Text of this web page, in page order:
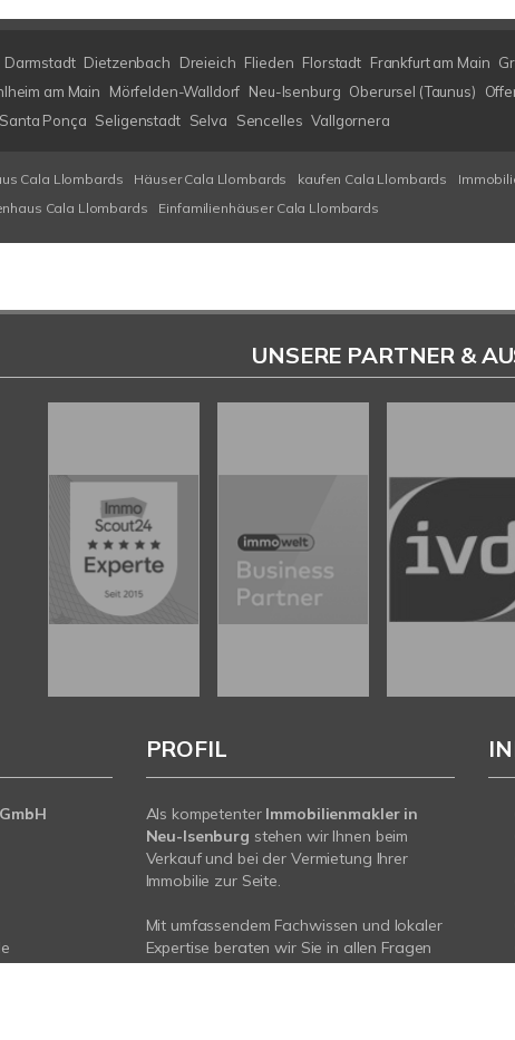
Darmstadt Dietzenbach Dreieich Flieden Florstadt Frankfurt am Main
am Main Mörfelden-Walldorf Neu-Isenburg Oberursel (Taunus)
Santa Ponça Seligenstadt Selva Sencelles Vallgornera
Cala Llombards Häuser Cala Llombards kaufen Cala Llombards
Cala Llombards Einfamilienhäuser Cala Llombards
UNSERE PARTNER &
PROFIL
Als kompetenter Immobilienmakler in
Neu-Isenburg stehen wir Ihnen beim
Verkauf und bei der Vermietung Ihrer
Immobilie zur Seite.
Mit umfassendem Fachwissen und lokaler
Expertise beraten wir Sie in allen Fragen
rund um Ihr Haus oder Ihre Wohnung in